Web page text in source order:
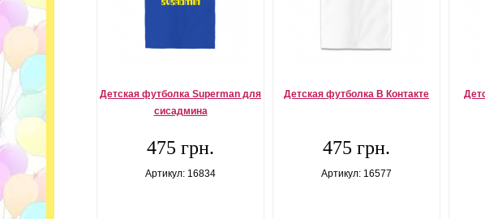
Детская футболка Superman для
сисадмина
475 грн.
Артикул: 16834
Детская футболка В Контакте
475 грн.
Артикул: 16577